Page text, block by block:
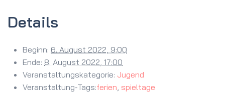
Details
Beginn: 6. August 2022, 9:00
Ende: 8. August 2022, 17:00
Veranstaltungskategorie: Jugend
Veranstaltung-Tags:ferien, spieltage